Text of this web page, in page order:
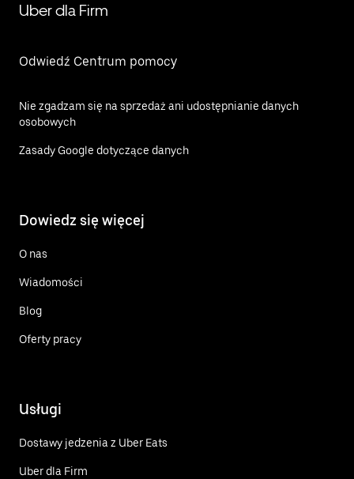
Uber dla Firm
Odwiedź Centrum pomocy
Nie zgadzam się na sprzedaż ani udostępnianie danych
osobowych
Zasady Google dotyczące danych
Dowiedz się więcej
O nas
Wiadomości
Blog
Oferty pracy
Usługi
Dostawy jedzenia z Uber Eats
Uber dla Firm